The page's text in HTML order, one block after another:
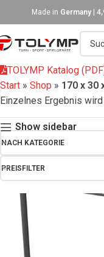
Made in Germany
TOLYMP Katalog
Start » Shop » 170 x 30
Einzelnes Ergebnis
Show sidebar
NACH KATEGORIE
PREISFILTER